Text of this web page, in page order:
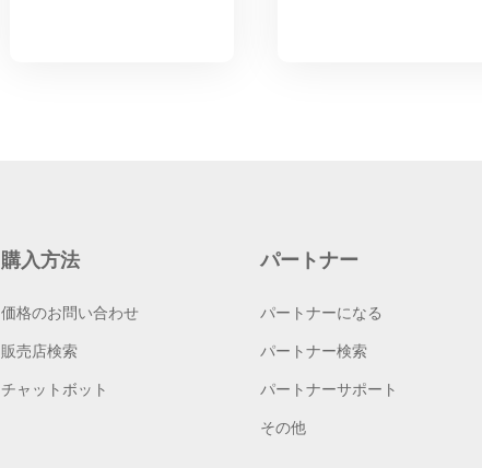
購入方法
価格のお問い合わせ
販売店検索
チャットボット
パートナー
パートナーになる
パートナー検索
パートナーサポート
その他